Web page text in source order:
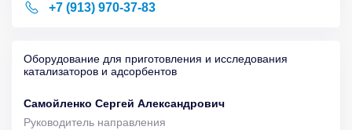
+7 (913) 970-37-83
Оборудование для приготовления и исследования
катализаторов и адсорбентов
Самойленко Сергей Александрович
Руководитель направления